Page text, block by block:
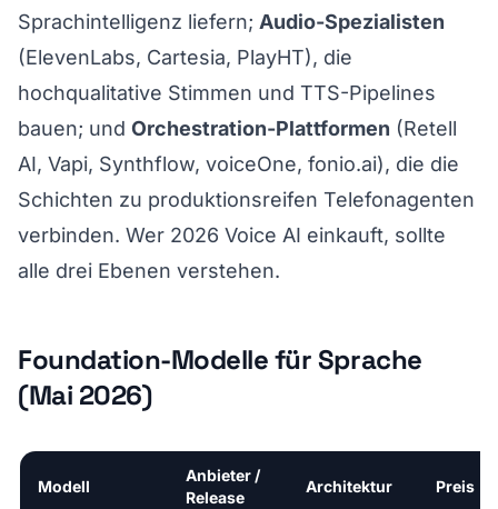
Sprachintelligenz liefern; Audio-Spezialisten
(ElevenLabs, Cartesia, PlayHT), die
hochqualitative Stimmen und TTS-Pipelines
bauen; und Orchestration-Plattformen (Retell
AI, Vapi, Synthflow, voiceOne, fonio.ai), die die
Schichten zu produktionsreifen Telefonagenten
verbinden. Wer 2026 Voice AI einkauft, sollte
alle drei Ebenen verstehen.
Foundation-Modelle für Sprache
(Mai 2026)
Modell
Anbieter /
Release
Architektur Preis